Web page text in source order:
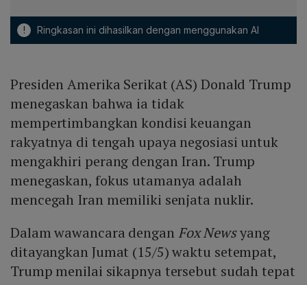
! Ringkasan ini dihasilkan dengan menggunakan AI
Presiden Amerika Serikat (AS) Donald Trump
menegaskan bahwa ia tidak
mempertimbangkan kondisi keuangan
rakyatnya di tengah upaya negosiasi untuk
mengakhiri perang dengan Iran. Trump
menegaskan, fokus utamanya adalah
mencegah Iran memiliki senjata nuklir.
Dalam wawancara dengan Fox Newsyang
ditayangkan Jumat (15/5) waktu setempat,
Trump menilai sikapnya tersebut sudah tepat